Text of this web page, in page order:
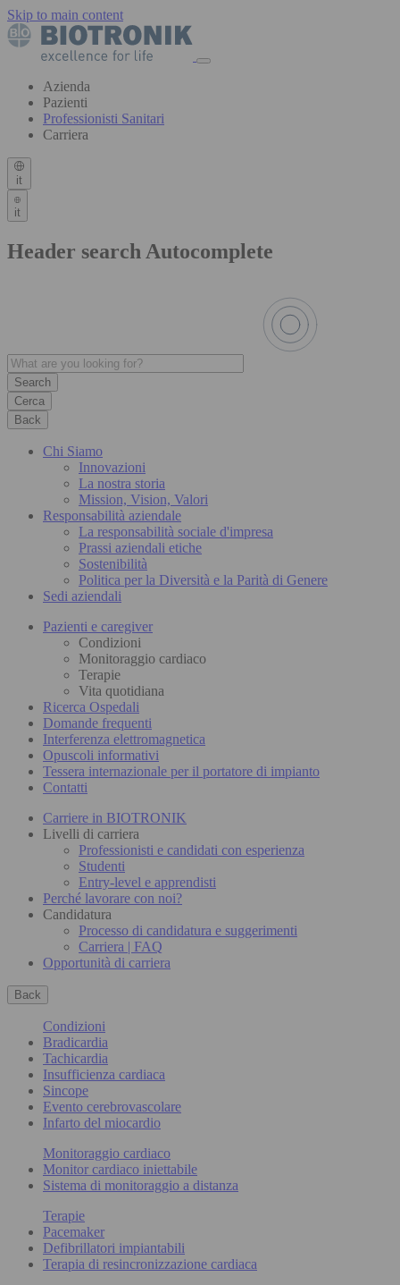
Skip to main content
Azienda
Pazienti
Professionisti Sanitari
Carriera
it
it
Header search Autocomplete
Cerca
Back
Chi Siamo
Innovazioni
La nostra storia
Mission, Vision, Valori
Responsabilità aziendale
La responsabilità sociale d'impresa
Prassi aziendali etiche
Sostenibilità
Politica per la Diversità e la Parità di Genere
Sedi aziendali
Pazienti e caregiver
Condizioni
Monitoraggio cardiaco
Terapie
Vita quotidiana
Ricerca Ospedali
Domande frequenti
Interferenza elettromagnetica
Opuscoli informativi
Tessera internazionale per il portatore di impianto
Contatti
Carriere in BIOTRONIK
Livelli di carriera
Professionisti e candidati con esperienza
Studenti
Entry-level e apprendisti
Perché lavorare con noi?
Candidatura
Processo di candidatura e suggerimenti
Carriera | FAQ
Opportunità di carriera
Back
Condizioni
Bradicardia
Tachicardia
Insufficienza cardiaca
Sincope
Evento cerebrovascolare
Infarto del miocardio
Monitoraggio cardiaco
Monitor cardiaco iniettabile
Sistema di monitoraggio a distanza
Terapie
Pacemaker
Defibrillatori impiantabili
Terapia di resincronizzazione cardiaca